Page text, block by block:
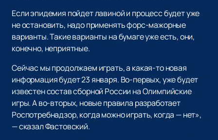
Если эпидемия пойдет лавиной и процесс будет уже
не остановить, надо применять форс-мажорные
варианты. Такие варианты на бумаге уже есть, они,
конечно, неприятные.
Сейчас мы продолжаем играть, а какая-то новая
информация будет 23 января. Во-первых, уже будет
известен состав сборной России на Олимпийские
игры. А во-вторых, новые правила разработает
Роспотребнадзор, когда можно играть, когда — нет»,
— сказал Фастовский.